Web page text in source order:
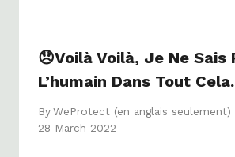
😞Voilà Voilà, Je Ne Sais
L’humain Dans Tout
ByWeProtect (en anglais seulement)
28 March 2022